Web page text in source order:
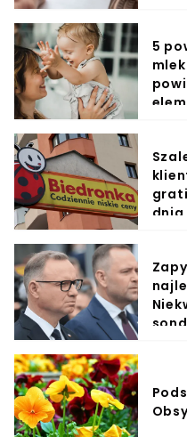
5
dnia